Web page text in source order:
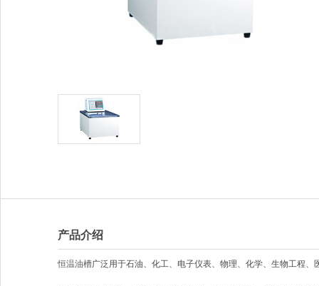
产品介绍
恒温油槽广泛用于石油、化工、电子仪表、物理、化学、生物工程